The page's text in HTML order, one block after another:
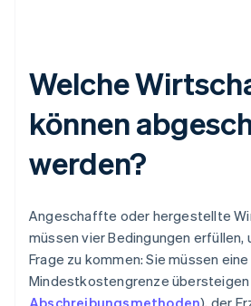
Welche
können
werden?
Angeschaffte oder hergestellte
müssen vier Bedingungen erfüllen,
Frage zu kommen: Sie müssen eine
Mindestkostengrenze übersteigen